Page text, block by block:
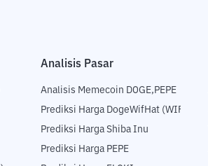
Analisis Pasar
Analisis Memecoin DOGE,PEPE
Prediksi Harga DogeWifHat (WIF)
Prediksi Harga Shiba Inu
Prediksi Harga PEPE